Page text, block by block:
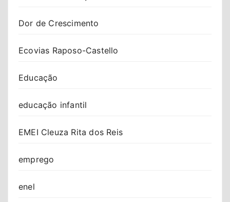
Dor de Crescimento
Ecovias Raposo-Castello
Educação
educação infantil
EMEI Cleuza Rita dos Reis
emprego
enel